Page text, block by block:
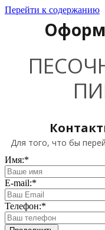
Перейти к содержанию
Для того, что бы
Имя:*
E-mail:*
Телефон:*